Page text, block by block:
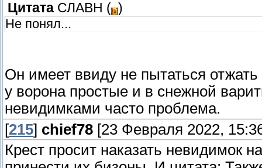
Цитата СЛАВН ( )
Не понял...
Он имеет ввиду не пытаться
у ворона простые и в снежной
невидимками часто проблема.
[215] chief78 [23 Февраля 2022,
Крест просит наказать невидимок